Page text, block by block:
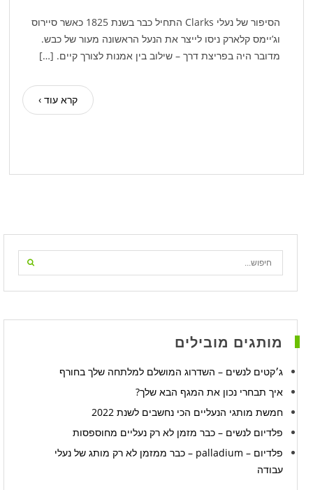
הסיפור של נעלי Clarks התחיל כבר בשנת 1825 כאשר סיירוס
וג’יימס קלארק ניסו לייצר את הנעל הראשונה מעור של כבש.
מדובר היה בפריצת דרך – שילוב בין אמנות לצורך קיים. […]
קרא עוד ›
מותגים מובילים
ג׳קטים לנשים – השדרוג המושלם למלתחה שלך בחורף
איך תבחרי נכון את המגף הבא שלך?
חמשת מותגי הנעליים הכי נחשבים לשנת 2022
פלדיום לנשים – כבר מזמן לא רק נעליים מחוספסות
פלדיום – palladium – כבר ממזמן לא רק מותג של נעלי
עבודה